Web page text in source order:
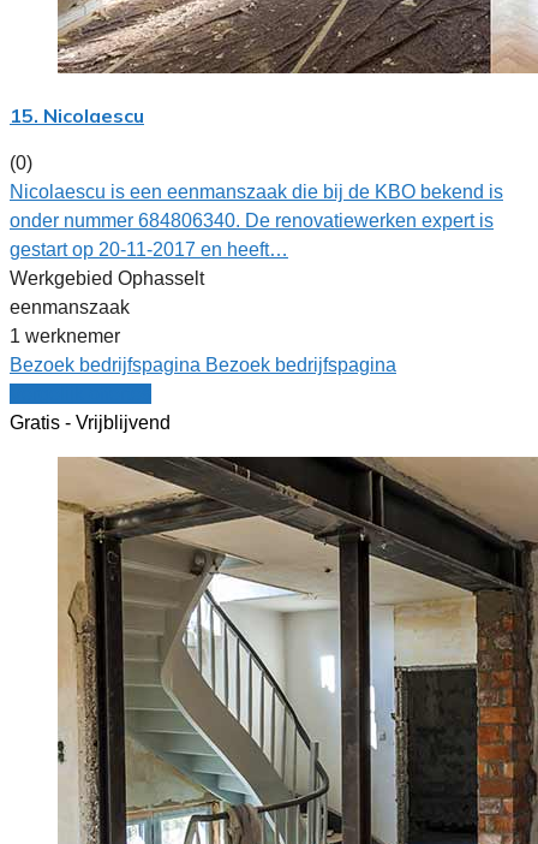
15. Nicolaescu
(0)
Nicolaescu is een eenmanszaak die bij de KBO bekend is
onder nummer 684806340. De renovatiewerken expert is
gestart op 20-11-2017 en heeft…
Werkgebied Ophasselt
eenmanszaak
1 werknemer
Bezoek bedrijfspagina Bezoek bedrijfspagina
Gratis - Vrijblijvend